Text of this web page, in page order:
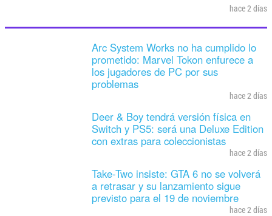
hace 2 días
Arc System Works no ha cumplido lo
prometido: Marvel Tokon enfurece a
los jugadores de PC por sus
problemas
hace 2 días
Deer & Boy tendrá versión física en
Switch y PS5: será una Deluxe Edition
con extras para coleccionistas
hace 2 días
Take-Two insiste: GTA 6 no se volverá
a retrasar y su lanzamiento sigue
previsto para el 19 de noviembre
hace 2 días